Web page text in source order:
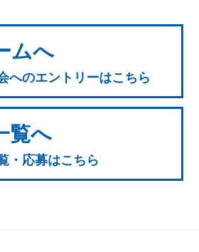
ムへ
へのエントリーはこちら
覧へ
・応募はこちら